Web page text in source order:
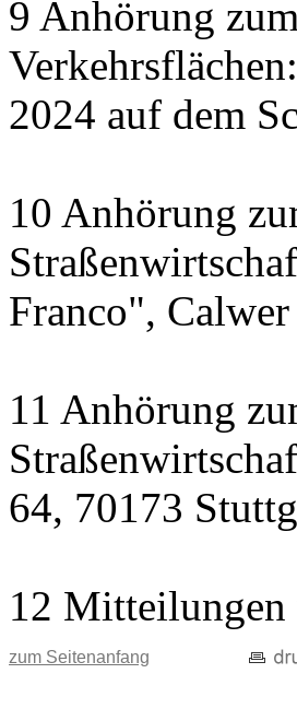
9 Anhörung
2024 auf dem
10 Anhörung
Franco",
11 Anhörung
64, 70173
12 Mitteilungen
zum Seitenanfang